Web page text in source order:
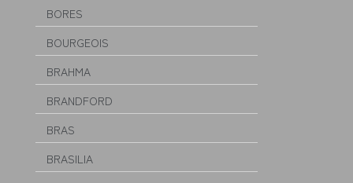
BORES
BOURGEOIS
BRAHMA
BRANDFORD
BRAS
BRASILIA